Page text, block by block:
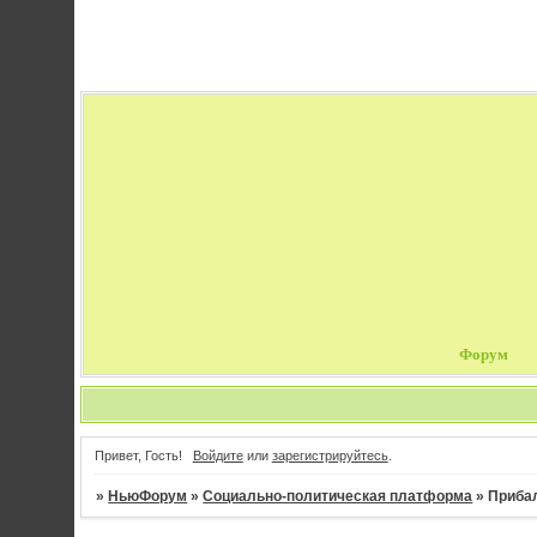
Форум
Привет, Гость! Войдитеили зарегистрируйтесь.
» НьюФорум »Социально-политическая платформа »